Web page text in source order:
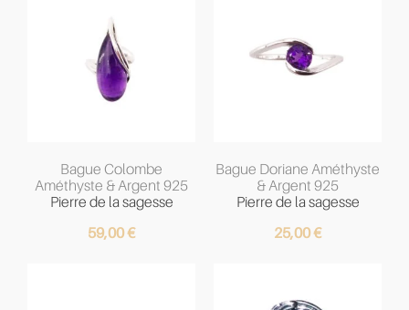
Bague Colombe
Améthyste & Argent 925
Pierre de la sagesse
59,00€
Bague Doriane Améthyste
& Argent 925
Pierre de la sagesse
25,00€